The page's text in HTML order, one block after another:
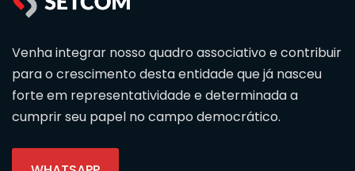
Venha integrar nosso quadro associativo e contribuir
para o crescimento desta entidade que já nasceu
forte em representatividade e determinada a
cumprir seu papel no campo democrático.